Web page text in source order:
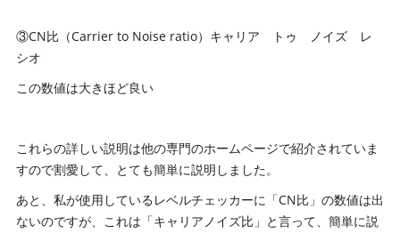
③CN比（Carrier to Noise ratio）キャリア トゥ ノイズ レ
シオ
この数値は大きほど良い
これらの詳しい説明は他の専門のホームページで紹介されていま
すので割愛して、とても簡単に説明しました。
あと、私が使用しているレベルチェッカーに「CN比」の数値は出
ないのですが、これは「キャリアノイズ比」と言って、簡単に説